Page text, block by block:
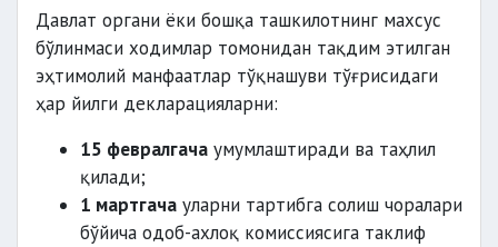
Давлат органи ёки бошқа ташкилотнинг махсус
бўлинмаси ходимлар томонидан тақдим этилган
эҳтимолий манфаатлар тўқнашуви тўғрисидаги
ҳар йилги декларацияларни:
15 февралгача умумлаштиради ва таҳлил
қилади;
1 мартгача уларни тартибга солиш чоралари
бўйича одоб-ахлоқ комиссиясига таклиф